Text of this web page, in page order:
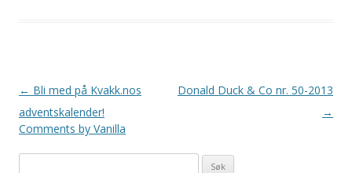
Innleggsnavigering
← Bli med på Kvakk.nos
adventskalender!
Donald Duck & Co nr. 50-2013
→
Comments by Vanilla